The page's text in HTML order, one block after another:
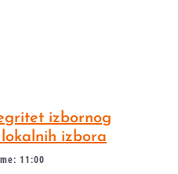
izbornog
lokalnih izbora
11:00